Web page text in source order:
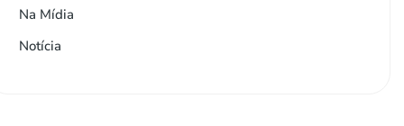
Na Mídia
Notícia